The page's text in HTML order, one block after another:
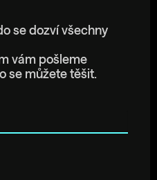
se dozví všechny
vám pošleme
se můžete těšit.